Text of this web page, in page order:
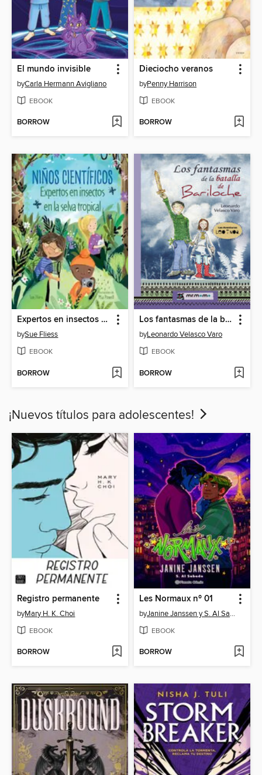
El mundo invisible
byCarla Hermann Avigliano
EBOOK
BORROW
Dieciocho veranos
byPenny Harrison
EBOOK
BORROW
Expertos en insectos en la selva tropical
bySue Fliess
EBOOK
BORROW
Los fantasmas de la batalla de Bariloche
byLeonardo Velasco Varo
EBOOK
BORROW
¡Nuevos títulos para adolescentes!
Registro permanente
byMary H. K. Choi
EBOOK
BORROW
Les Normaux nº 01
by Janine Janssen y S. Al Sabado
EBOOK
BORROW